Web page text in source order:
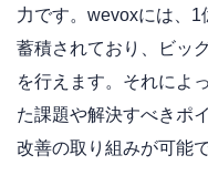
力です。wevoxには、
蓄積されており、ビッ
を行えます。それによ
た課題や解決すべきポ
改善の取り組みが可能で